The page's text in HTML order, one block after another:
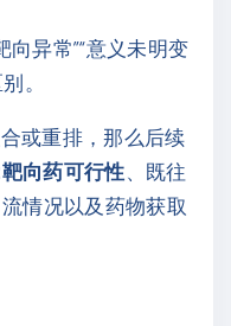
异常”“意义未明变
。
或重排，那么后续
靶向药可行性、既往
情况以及药物获取